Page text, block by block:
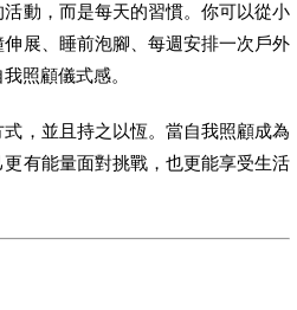
動，而是每天的習慣。你可以從小
展、睡前泡腳、每週安排一次戶外
照顧儀式感。
，並且持之以恆。當自我照顧成為
有能量面對挑戰，也更能享受生活